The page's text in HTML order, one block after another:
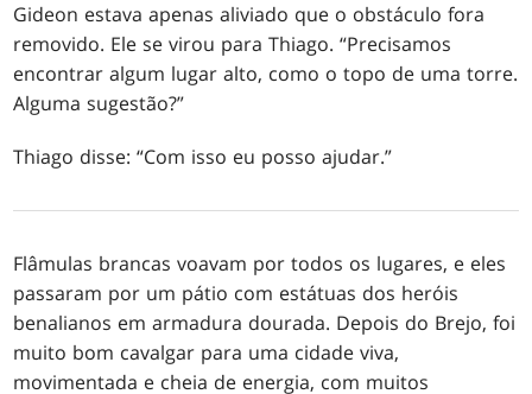
Gideon estava apenas aliviado que o obstáculo fora
removido. Ele se virou para Thiago. “Precisamos
encontrar algum lugar alto, como o topo de uma torre.
Alguma sugestão?”
Thiago disse: “Com isso eu posso ajudar.”
Flâmulas brancas voavam por todos os lugares, e eles
passaram por um pátio com estátuas dos heróis
benalianos em armadura dourada. Depois do Brejo, foi
muito bom cavalgar para uma cidade viva,
movimentada e cheia de energia, com muitos